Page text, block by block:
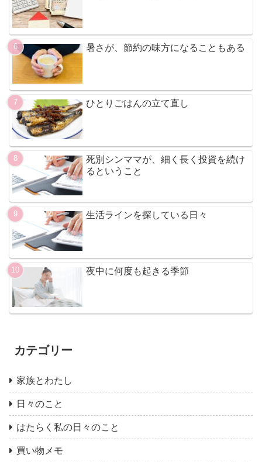
暑さが、節約の味方になることもある
ひとりごはんの立て直し
死別シンママが、細く長く投資を続け
るということ
生活ラインを探している日々
夜中に何度も起きる季節
カテゴリー
家族とわたし
日々のこと
はたらく私の日々のこと
買い物メモ